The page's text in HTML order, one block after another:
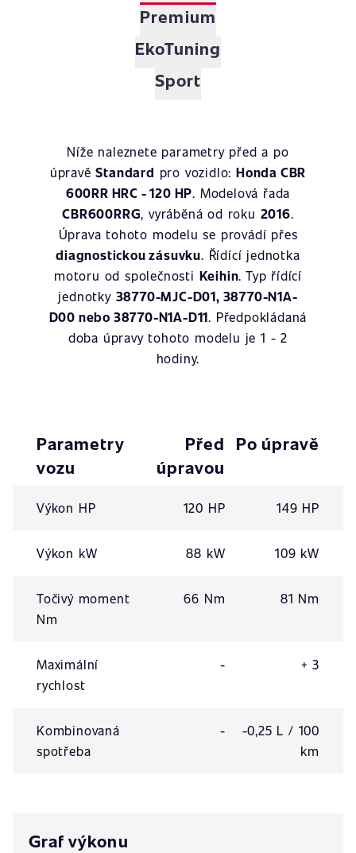
Premium
EkoTuning
Sport
Níže naleznete parametry před a po
úpravěStandard pro vozidlo: Honda CBR
600RR HRC - 120 HP. Modelová řada
CBR600RRG, vyráběná od roku 2016.
Úprava tohoto modelu se provádí přes
diagnostickou zásuvku. Řídící jednotka
motoru od společnosti Keihin. Typ řídící
jednotky 38770-MJC-D01, 38770-N1A-
D00 nebo 38770-N1A-D11. Předpokládaná
doba úpravy tohoto modelu je 1 - 2
hodiny.
Parametry
vozu
Před
úpravou
Po úpravě
Výkon HP 120 HP 149 HP
Výkon kW 88 kW 109 kW
Točivý moment
Nm
66 Nm 81 Nm
Maximální
rychlost
- + 3
Kombinovaná
spotřeba
-
-0,25 L / 100
km
Graf výkonu